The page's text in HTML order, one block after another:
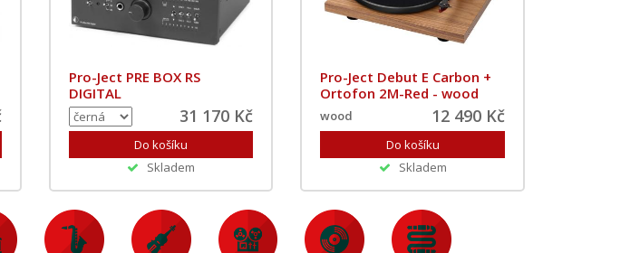
Pro-Ject PRE BOX RS
DIGITAL
31 170 Kč
Skladem
Pro-Ject Debut E Carbon +
Ortofon 2M-Red - wood
wood 12 490 Kč
Skladem